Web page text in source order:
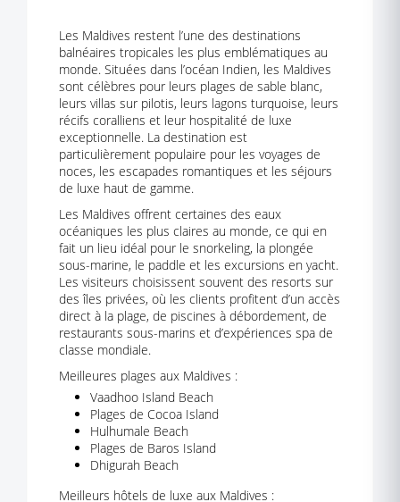
Les Maldives restent l’une des destinations
balnéaires tropicales les plus emblématiques au
monde. Situées dans l’océan Indien, les Maldives
sont célèbres pour leurs plages de sable blanc,
leurs villas sur pilotis, leurs lagons turquoise, leurs
récifs coralliens et leur hospitalité de luxe
exceptionnelle. La destination est
particulièrement populaire pour les voyages de
noces, les escapades romantiques et les séjours
de luxe haut de gamme.
Les Maldives offrent certaines des eaux
océaniques les plus claires au monde, ce qui en
fait un lieu idéal pour le snorkeling, la plongée
sous-marine, le paddle et les excursions en yacht.
Les visiteurs choisissent souvent des resorts sur
des îles privées, où les clients profitent d’un accès
direct à la plage, de piscines à débordement, de
restaurants sous-marins et d’expériences spa de
classe mondiale.
Meilleures plages aux Maldives :
Vaadhoo Island Beach
Plages de Cocoa Island
Hulhumale Beach
Plages de Baros Island
Dhigurah Beach
Meilleurs hôtels de luxe aux Maldives :